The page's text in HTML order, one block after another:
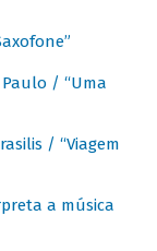
/ “Uma
/ “Viagem
a música